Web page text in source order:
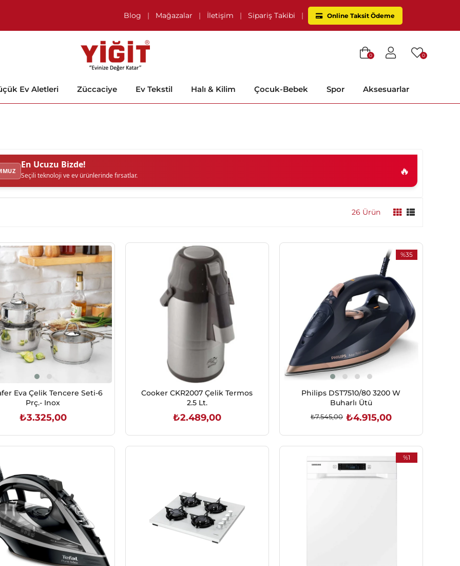
Blog | Mağazalar | İletişim | Sipariş Takibi | Online Taksit Ödeme
0
0
Ev Aletleri Züccaciye Ev Tekstil Halı & Kilim Çocuk-Bebek Spor Aksesuarlar
En Ucuzu Bizde!
Seçili teknoloji ve ev ürünlerinde fırsatlar. 🔥
26 Ürün
Eva Çelik Tencere Seti-6
Prç.- Inox
₺3.325,00
Cooker CKR2007 Çelik Termos
2.5 Lt.
₺2.489,00
%35
Philips DST7510/80 3200 W
Buharlı Ütü
₺4.915,00
₺7.545,00
%1
%1İndirim